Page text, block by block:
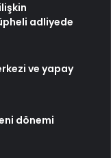
adliyede
ve yapay
dönemi